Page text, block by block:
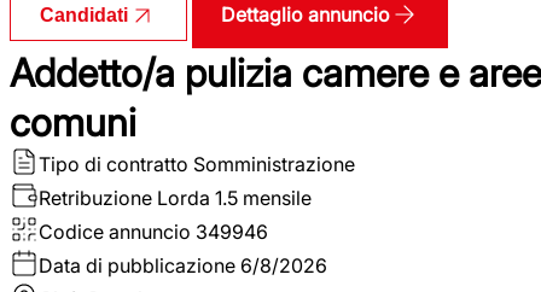
Candidati Dettaglio annuncio
Addetto/a pulizia camere e aree
comuni
Tipo di contratto Somministrazione
Retribuzione Lorda 1.5 mensile
Codice annuncio 349946
Data di pubblicazione 6/8/2026